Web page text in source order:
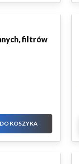
filtrów
DO KOSZYKA